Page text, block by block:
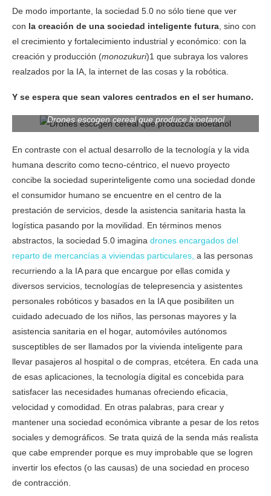
De modo importante, la sociedad 5.0 no sólo tiene que ver
con la creación de una sociedad inteligente futura, sino con
el crecimiento y fortalecimiento industrial y económico: con la
creación y producción (monozukuri)1 que subraya los valores
realzados por la IA, la internet de las cosas y la robótica.
Y se espera que sean valores centrados en el ser humano.
Drones escogen cereal que produce bioetanol
En contraste con el actual desarrollo de la tecnología y la vida
humana descrito como tecno-céntrico, el nuevo proyecto
concibe la sociedad superinteligente como una sociedad donde
el consumidor humano se encuentre en el centro de la
prestación de servicios, desde la asistencia sanitaria hasta la
logística pasando por la movilidad. En términos menos
abstractos, la sociedad 5.0 imagina drones encargados del
reparto de mercancías a viviendas particulares, a las personas
recurriendo a la IA para que encargue por ellas comida y
diversos servicios, tecnologías de telepresencia y asistentes
personales robóticos y basados en la IA que posibiliten un
cuidado adecuado de los niños, las personas mayores y la
asistencia sanitaria en el hogar, automóviles autónomos
susceptibles de ser llamados por la vivienda inteligente para
llevar pasajeros al hospital o de compras, etcétera. En cada una
de esas aplicaciones, la tecnología digital es concebida para
satisfacer las necesidades humanas ofreciendo eficacia,
velocidad y comodidad. En otras palabras, para crear y
mantener una sociedad económica vibrante a pesar de los retos
sociales y demográficos. Se trata quizá de la senda más realista
que cabe emprender porque es muy improbable que se logren
invertir los efectos (o las causas) de una sociedad en proceso
de contracción.